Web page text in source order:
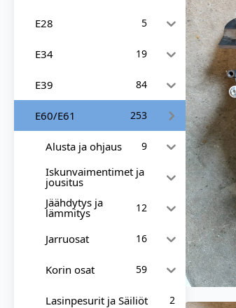
E28 5
E34 19
E39 84
E60/E61 253
Alusta ja ohjaus 9
Iskunvaimentimet ja
jousitus
Jäähdytys ja
lämmitys 12
Jarruosat 16
Korin osat 59
Lasinpesurit ja Säiliöt 2